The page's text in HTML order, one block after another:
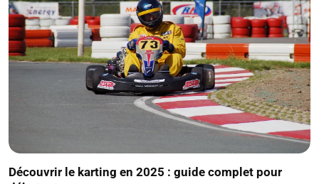
Découvrir le karting en 2025 : guide complet pour